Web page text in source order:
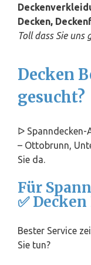
Decken,
Toll dass Sie uns
Decken
gesucht?
ᐅ Spanndecken-
– Ottobrunn,
Sie da.
Für
✅
Bester Service
Sie tun?